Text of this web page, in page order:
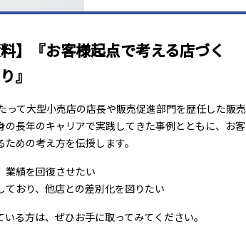
料】『お客様起点で考える店づく
』
って大型小売店の店長や販売促進部門を歴任した販売
の長年のキャリアで実践してきた事例とともに、お客
めの考え方を伝授します。
業績を回復させたい
ており、他店との差別化を図りたい
る方は、ぜひお手に取ってみてください。